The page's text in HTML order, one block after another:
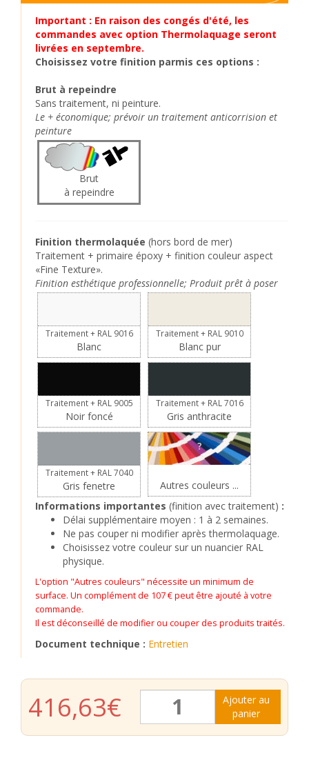
Important : En raison des congés d'été, les
commandes avec option Thermolaquage seront
livrées en septembre.
Choisissez votre finition parmis ces options :
Brut à repeindre
Sans traitement, ni peinture.
Le + économique; prévoir un traitement anticorrision et
peinture
Brut
à repeindre
Finition thermolaquée (hors bord de mer)
Traitement + primaire époxy + finition couleur aspect
«Fine Texture».
Finition esthétique professionnelle; Produit prêt à poser
Traitement + RAL 9016
Blanc
Traitement + RAL 9010
Blanc pur
Traitement + RAL 9005
Noir foncé
Traitement + RAL 7016
Gris anthracite
Traitement + RAL 7040
Gris fenetre
?
Autres couleurs ...
Informations importantes (finition avec traitement) :
Délai supplémentaire moyen : 1 à 2 semaines.
Ne pas couper ni modifier après thermolaquage.
Choisissez votre couleur sur un nuancier RAL
physique.
L'option "Autres couleurs" nécessite un minimum de
surface. Un complément de 107 € peut être ajouté à votre
commande.
Il est déconseillé de modifier ou couper des produits traités.
Document technique : Entretien
416,63€
Ajouter au
panier
Marquise
Candice